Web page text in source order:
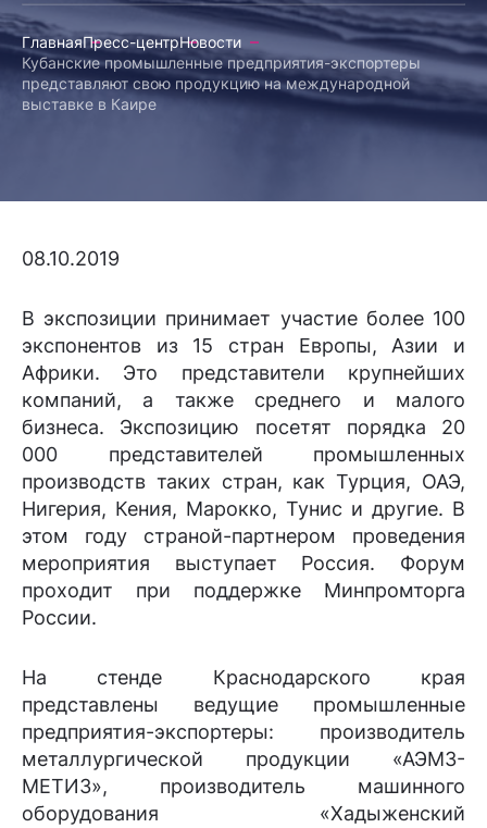
ГлавнаяПресс-центрНовости
Кубанские промышленные предприятия-экспортеры
представляют свою продукцию на международной
выставке в Каире
08.10.2019
В экспозиции принимает участие более 100
экспонентов из 15 стран Европы, Азии и
Африки. Это представители крупнейших
компаний, а также среднего и малого
бизнеса. Экспозицию посетят порядка 20
000 представителей промышленных
производств таких стран, как Турция, ОАЭ,
Нигерия, Кения, Марокко, Тунис и другие. В
этом году страной-партнером проведения
мероприятия выступает Россия. Форум
проходит при поддержке Минпромторга
России.
На стенде Краснодарского края
представлены ведущие промышленные
предприятия-экспортеры: производитель
металлургической продукции «АЭМЗ-
МЕТИЗ», производитель машинного
оборудования «Хадыженский